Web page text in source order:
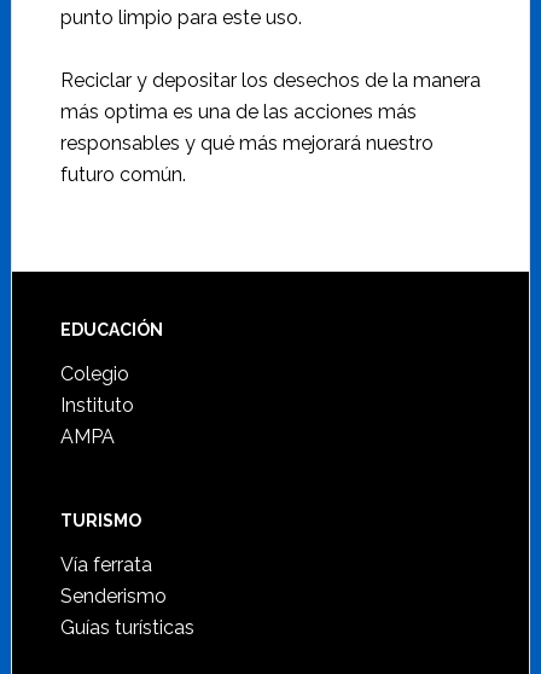
punto limpio para este uso.
Reciclar y depositar los desechos de la manera
más optima es una de las acciones más
responsables y qué más mejorará nuestro
futuro común.
Footer
EDUCACIÓN
Colegio
Instituto
AMPA
TURISMO
Vía ferrata
Senderismo
Guías turísticas